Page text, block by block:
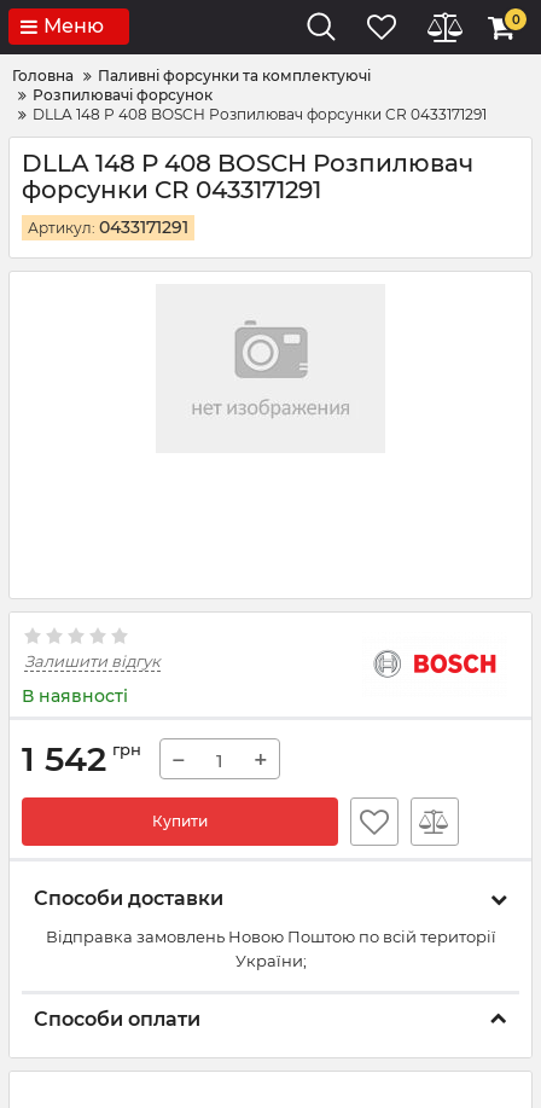
Меню 0
Головна
Паливні форсунки та комплектуючі
Розпилювачі форсунок
DLLA 148 P 408 BOSCH Розпилювач форсунки CR 0433171291
DLLA 148 P 408 BOSCH Розпилювач
форсунки CR 0433171291
Артикул: 0433171291
Залишити відгук
В наявності
1 542 грн − +
Купити
Способи доставки
Відправка замовлень Новою Поштою по всій території
України;
Способи оплати